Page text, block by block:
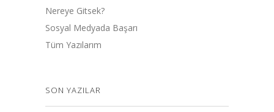
Nereye Gitsek?
Sosyal Medyada Başarı
Tüm Yazılarım
SON YAZILAR